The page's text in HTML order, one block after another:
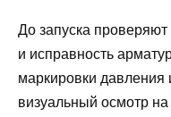
До запуска проверяют
и исправность
маркировки
визуальный осмотр